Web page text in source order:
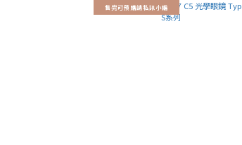
售完可預購請私訊小編